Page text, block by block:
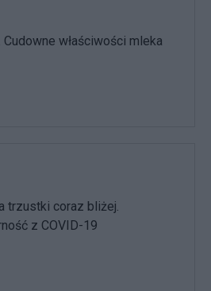
właściwości mleka
trzustki coraz bliżej.
z COVID-19